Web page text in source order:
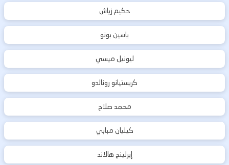
حكيم زياش
ياسين بونو
ليونيل ميسي
كريستيانو رونالدو
محمد صلاح
كيليان مبابي
إيرلينج هالاند